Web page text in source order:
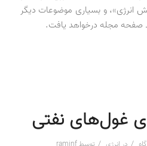
انرژی»، و بسیاری موضوعات دیگر
صفحه مجله درخواهد یافت.
غول‌های نفتی
در انرژی توسط raminf